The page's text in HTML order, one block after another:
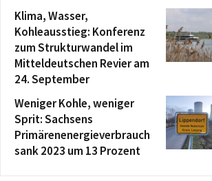
Klima, Wasser,
Kohleausstieg: Konferenz
zum Strukturwandel im
Mitteldeutschen Revier am
24. September
Weniger Kohle, weniger
Sprit: Sachsens
Primärenenergieverbrauch
sank 2023 um 13 Prozent